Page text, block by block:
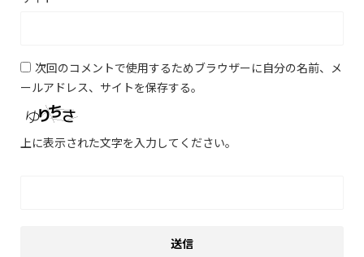
次回のコメントで使用するためブラウザーに自分の名前、メ
ールアドレス、サイトを保存する。
上に表示された文字を入力してください。